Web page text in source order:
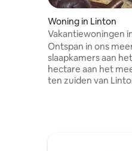
Woning in Linton
Vakantiewoningen
Lake House
Ontspan in ons
slaapkamers aan
hectare aan het
ten zuiden van
rand van het
gebied en op